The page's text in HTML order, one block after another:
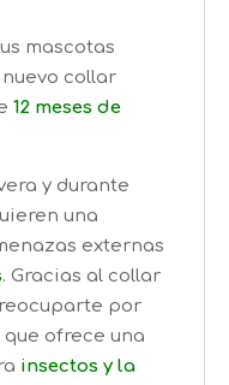
mascotas
collar
12 meses de
y durante
una
externas
. Gracias al collar
por
ofrece una
insectos y la